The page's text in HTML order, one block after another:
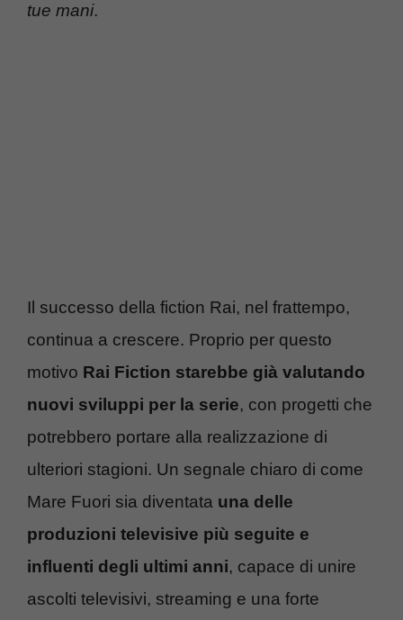
tue mani.
Il successo della fiction Rai, nel frattempo,
continua a crescere. Proprio per questo
motivo Rai Fiction starebbe già valutando
nuovi sviluppi per la serie, con progetti che
potrebbero portare alla realizzazione di
ulteriori stagioni. Un segnale chiaro di come
Mare Fuori sia diventata una delle
produzioni televisive più seguite e
influenti degli ultimi anni, capace di unire
ascolti televisivi, streaming e una forte